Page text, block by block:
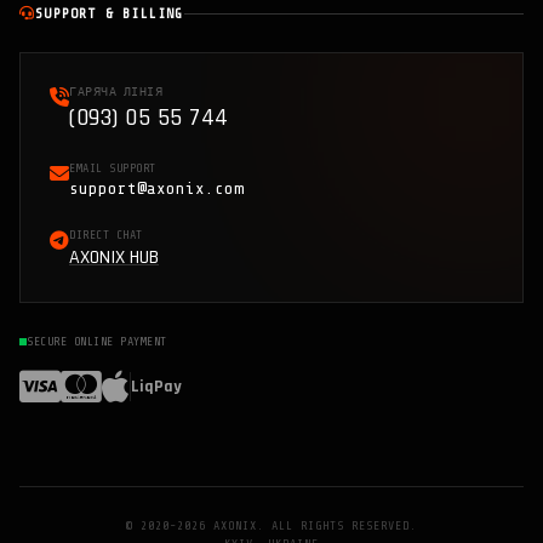
SUPPORT & BILLING
ГАРЯЧА ЛІНІЯ
(093) 05 55 744
EMAIL SUPPORT
support@axonix.com
DIRECT CHAT
AXONIX HUB
SECURE ONLINE PAYMENT
LiqPay
© 2020-2026 AXONIX. ALL RIGHTS RESERVED.